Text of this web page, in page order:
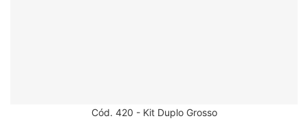
Cód. 420 - Kit Duplo Grosso